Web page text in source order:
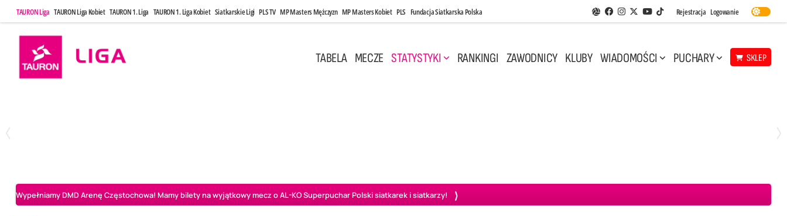
TAURON Liga TAURON Liga Kobiet TAURON 1. Liga TAURON 1. Liga Kobiet Siatkarskie Ligi PLS TV MP Masters Mężczyzn MP Masters Kobiet PLS Fundacja Siatkarska Polska Aplikacja Siatkarskie Ligi
Facebook
Instagram
Twitter
Youtube
TikTok
Rejestracja Logowanie
TABELA MECZE STATYSTYKI RANKINGI ZAWODNICY KLUBY WIADOMOŚCI PUCHARY SKLEP
Wypełniamy DMD Arenę Częstochowa! Mamy bilety na wyjątkowy mecz o AL-KO Superpuchar Polski siatkarek i siatkarzy!